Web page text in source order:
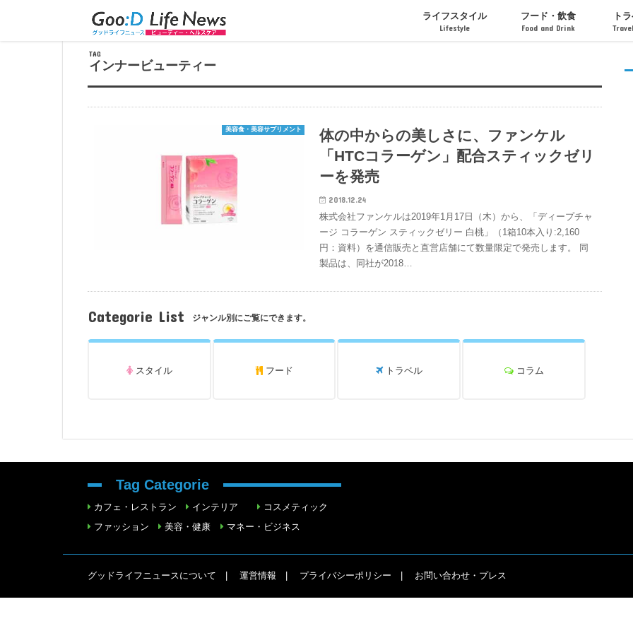
ライフスタイル
Lifestyle
フード・飲食
Food and Drink
ト
インナービューティー
TAG
インナービューティー
美容食・美容サプリメント
体の中からの美しさに、ファンケル
「HTCコラーゲン」配合スティックゼリ
ーを発売
2018.12.24
株式会社ファンケルは2019年1月17日（木）から、「ディープチャ
ージ コラーゲン スティックゼリー 白桃」（1箱10本入り:2,160
円：資料）を通信販売と直営店舗にて数量限定で発売します。 同
製品は、同社が2018…
Categorie List ジャンル別にご覧にできます。
スタイル フード トラベル コラム
Tag Categorie
カフェ・レストラン インテリア
コスメティック
ファッション
美容・健康 マネー・ビジネス
グッドライフニュースについて 運営情報 プライバシーポリシー お問い合わせ・プレス